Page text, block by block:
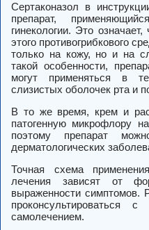
Сертаконазол в
препарат,
гинекологии. Это
этого противогрибкового
только на кожу, но и на
такой особенности,
могут применяться в
слизистых оболочек рта и
В то же время, крем и
патогенную микрофлору
поэтому препарат
дерматологических
Точная схема
лечения зависят от
выраженности симптомов.
проконсультироваться
самолечением.